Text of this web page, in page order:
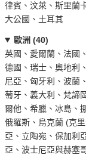
律賓、汶萊、斯里蘭
大公國、土耳其
歐洲 (40)
英國、愛爾蘭、法國
德國、瑞士、奧地利
尼亞、匈牙利、波蘭
萄牙、義大利、梵諦
爾他、希臘、冰島、
俄羅斯、烏克蘭 (克
亞、立陶宛、保加利
亞、波士尼亞與赫塞